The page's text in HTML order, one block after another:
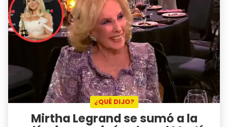
¿QUÉ DIJO?
Mirtha Legrand se sumó a la